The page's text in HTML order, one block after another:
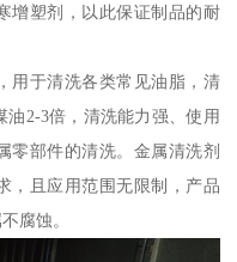
增塑剂，以此保证制品的耐
用于清洗各类常见油脂，清
2-3倍，清洗能力强、使用
零部件的清洗。金属清洗剂
，且应用范围无限制，产品
腐蚀。